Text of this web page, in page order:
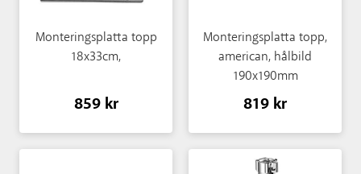
Monteringsplatta topp
18x33cm,
859 kr
Monteringsplatta topp,
american, hålbild
190x190mm
819 kr